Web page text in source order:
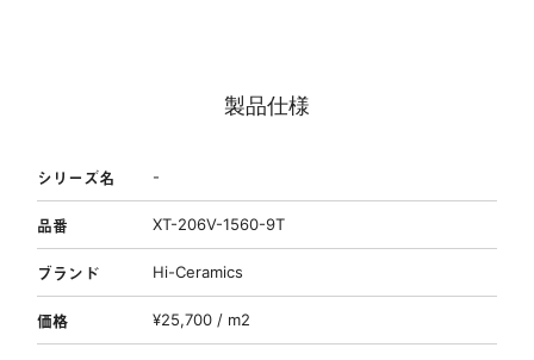
製品仕様
シリーズ名 -
品番 XT-206V-1560-9T
ブランド Hi-Ceramics
価格 ¥25,700 / m2